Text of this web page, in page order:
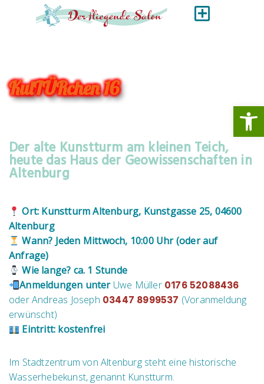
KulTÜRchen 16
Der alte Kunstturm am kleinen Teich,
heute das Haus der Geowissenschaften in
Altenburg
Ort: Kunstturm Altenburg, Kunstgasse 25, 04600
Altenburg
Wann? Jeden Mittwoch, 10:00 Uhr (oder auf
Anfrage)
Wie lange? ca. 1 Stunde
Anmeldungen unter Uwe Müller 0176 52088436
oder Andreas Joseph 03447 8999537 (Voranmeldung
erwünscht)
Eintritt: kostenfrei
Im Stadtzentrum von Altenburg steht eine historische
Wasserhebekunst, genannt Kunstturm.